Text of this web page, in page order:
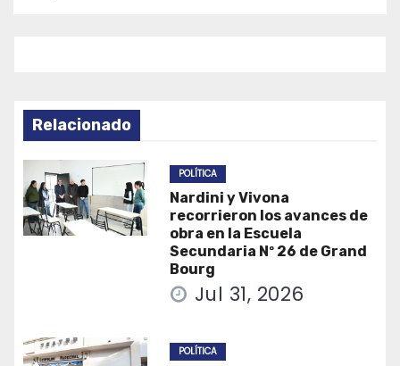
Relacionado
POLÍTICA
Nardini y Vivona
recorrieron los avances de
obra en la Escuela
Secundaria Nº 26 de Grand
Bourg
Jul 31, 2026
POLÍTICA